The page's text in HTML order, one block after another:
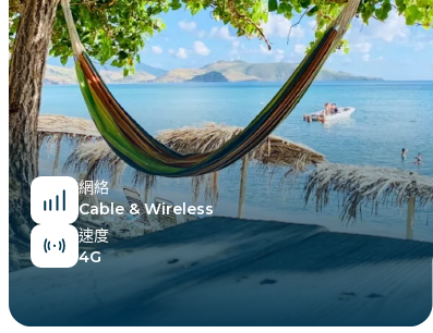
埃及
網絡
Cable & Wireless
速度
4G